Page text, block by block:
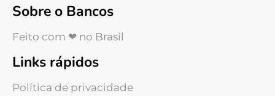
Sobre o Bancos
Feito com ❤ no Brasil
Links rápidos
Política de privacidade